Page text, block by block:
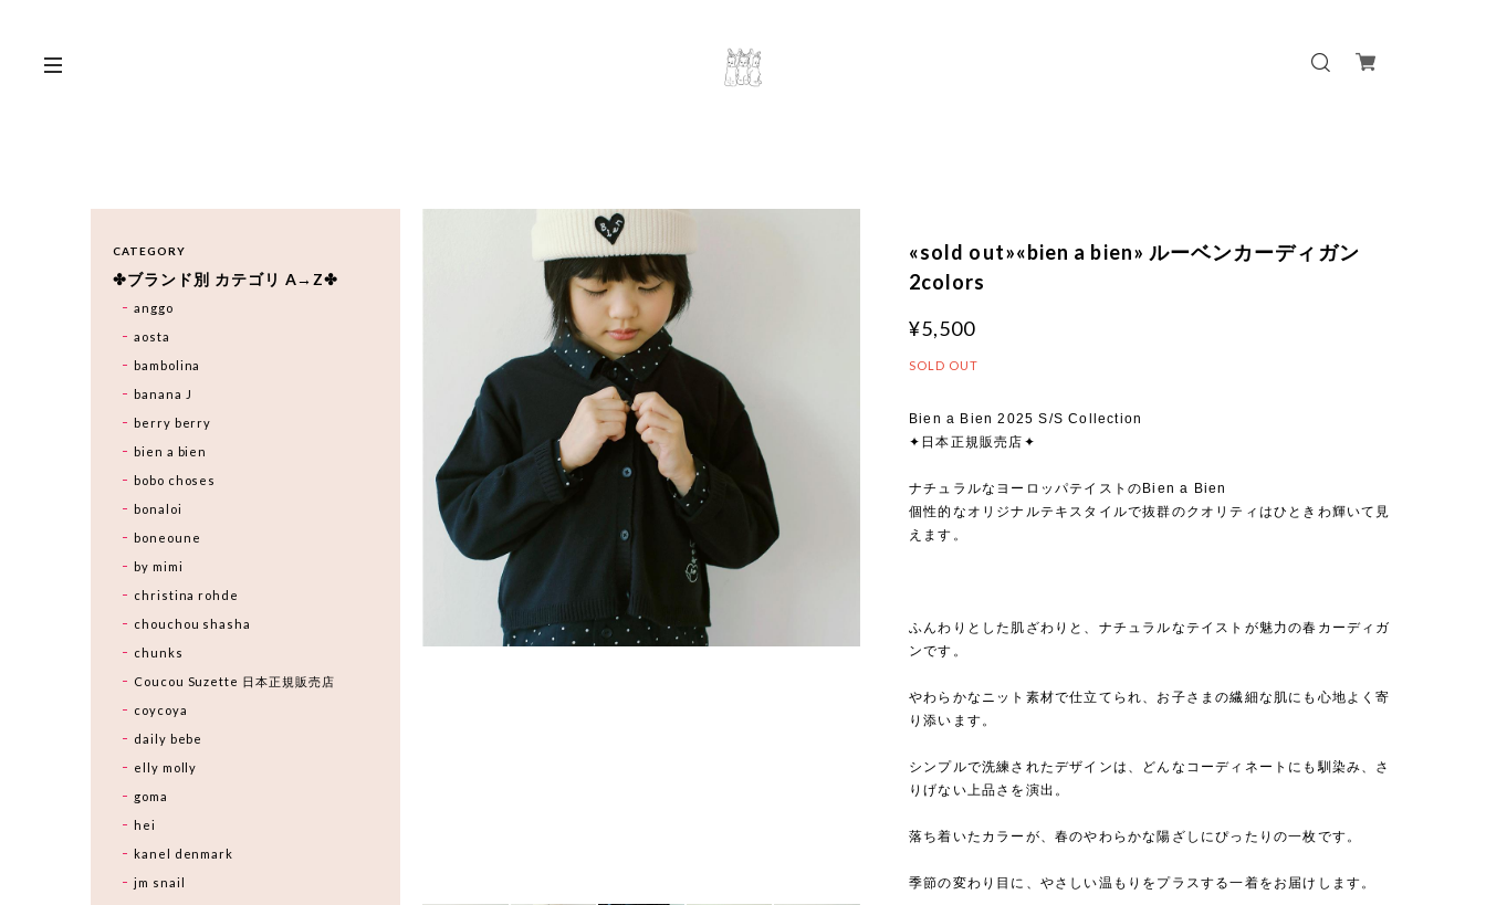
«sold out»«bien a bien» ルーベンカーディガン
2colors
¥5,500
SOLD OUT
Bien a Bien 2025 S/S Collection
✦日本正規販売店✦
ナチュラルなヨーロッパテイストのBien a Bien
個性的なオリジナルテキスタイルで抜群のクオリティはひときわ輝いて見
えます。
ふんわりとした肌ざわりと、ナチュラルなテイストが魅力の春カーディガ
ンです。
やわらかなニット素材で仕立てられ、お子さまの繊細な肌にも心地よく寄
り添います。
シンプルで洗練されたデザインは、どんなコーディネートにも馴染み、さ
りげない上品さを演出。
落ち着いたカラーが、春のやわらかな陽ざしにぴったりの一枚です。
季節の変わり目に、やさしい温もりをプラスする一着をお届けします。
CATEGORY
✤ブランド別 カテゴリ A→Z✤
anggo
aosta
bambolina
banana J
berry berry
bien a bien
bobo choses
bonaloi
boneoune
by mimi
christina rohde
chouchou shasha
chunks
Coucou Suzette 日本正規販売店
coycoya
daily bebe
elly molly
goma
hei
kanel denmark
jm snail